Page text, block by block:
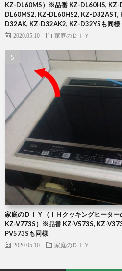
KZ-DL60MS）※品番 KZ-DL60HS, KZ-
DL60MS2, KZ-DL60HS2, KZ-D32AST,
D32AK, KZ-D32AK2, KZ-D32YSも同様
2020.05.10 家庭のＤＩＹ
家庭のＤＩＹ（ＩＨクッキングヒータ
KZ-V773S）※品番 KZ-V573S, KZ-
PV573Sも同様
2020.05.10 家庭のＤＩＹ